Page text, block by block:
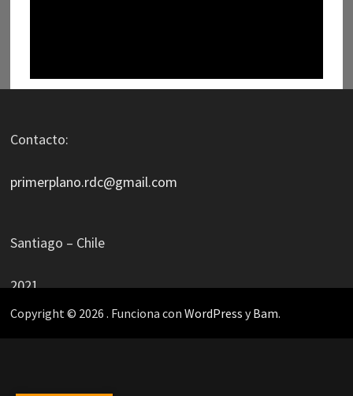
Contacto:
primerplano.rdc@gmail.com
Santiago – Chile
2021
Copyright © 2026 . Funciona con WordPress yBam.